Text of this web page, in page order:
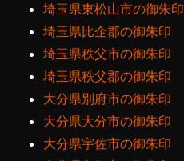
埼玉県東松山市の御朱印
埼玉県比企郡の御朱印
埼玉県秩父市の御朱印
埼玉県秩父郡の御朱印
大分県別府市の御朱印
大分県大分市の御朱印
大分県宇佐市の御朱印